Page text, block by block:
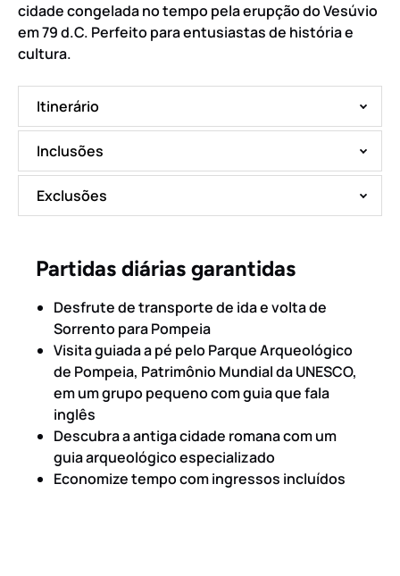
cidade congelada no tempo pela erupção do Vesúvio
em 79 d.C. Perfeito para entusiastas de história e
cultura.
Itinerário
Inclusões
Exclusões
Partidas diárias garantidas
Desfrute de transporte de ida e volta de
Sorrento para Pompeia
Visita guiada a pé pelo Parque Arqueológico
de Pompeia, Patrimônio Mundial da UNESCO,
em um grupo pequeno com guia que fala
inglês
Descubra a antiga cidade romana com um
guia arqueológico especializado
Economize tempo com ingressos incluídos